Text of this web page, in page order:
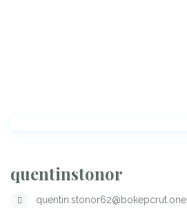
quentinstonor
quentin.stonor62@bokepcrut.one